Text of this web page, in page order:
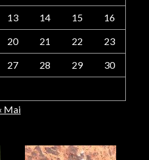
13 14 15 16
20 21 22 23
27 28 29 30
Mai